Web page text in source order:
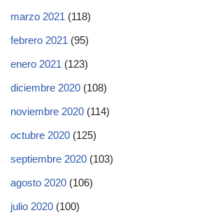
marzo 2021 (118)
febrero 2021 (95)
enero 2021 (123)
diciembre 2020 (108)
noviembre 2020 (114)
octubre 2020 (125)
septiembre 2020 (103)
agosto 2020 (106)
julio 2020 (100)